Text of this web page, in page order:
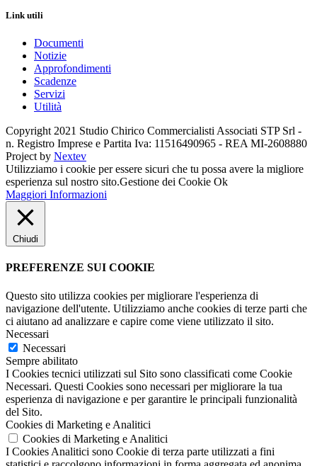
Link utili
Documenti
Notizie
Approfondimenti
Scadenze
Servizi
Utilità
Copyright 2021 Studio Chirico Commercialisti Associati STP Srl -
n. Registro Imprese e Partita Iva: 11516490965 - REA MI-2608880
Project by Nextev
Utilizziamo i cookie per essere sicuri che tu possa avere la migliore
esperienza sul nostro sito.Gestione dei Cookie Ok
Maggiori Informazioni
Chiudi
PREFERENZE SUI COOKIE
Questo sito utilizza cookies per migliorare l'esperienza di
navigazione dell'utente. Utilizziamo anche cookies di terze parti che
ci aiutano ad analizzare e capire come viene utilizzato il sito.
Necessari
Necessari
Sempre abilitato
I Cookies tecnici utilizzati sul Sito sono classificati come Cookie
Necessari. Questi Cookies sono necessari per migliorare la tua
esperienza di navigazione e per garantire le principali funzionalità
del Sito.
Cookies di Marketing e Analitici
Cookies di Marketing e Analitici
I Cookies Analitici sono Cookie di terza parte utilizzati a fini